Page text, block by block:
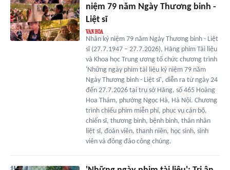
niệm 79 năm Ngày Thương binh -
Liệt sĩ
Nhân kỷ niệm 79 năm Ngày Thương binh - Liệt
sĩ (27.7.1947 – 27.7.2026), Hãng phim Tài liệu
và Khoa học Trung ương tổ chức chương trình
'Những ngày phim tài liệu kỷ niệm 79 năm
Ngày Thương binh - Liệt sĩ', diễn ra từ ngày 24
đến 27.7.2026 tại trụ sở Hãng, số 465 Hoàng
Hoa Thám, phường Ngọc Hà, Hà Nội. Chương
trình chiếu phim miễn phí, phục vụ cán bộ,
chiến sĩ, thương binh, bệnh binh, thân nhân
liệt sĩ, đoàn viên, thanh niên, học sinh, sinh
viên và đông đảo công chúng.